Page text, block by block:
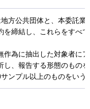
方公共団体と、本委託業
を締結し、これらをすべ
作為に抽出した対象者に
し、報告する形態のもの
ンプル以上のものをいう